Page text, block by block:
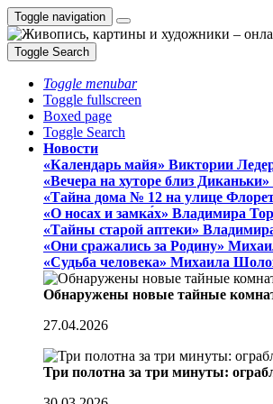
Toggle navigation
Toggle Search
Toggle menubar
Toggle fullscreen
Boxed page
Toggle Search
Новости
«Календарь майя» Виктории
«Вечера на хуторе близ
«Тайна дома № 12 на улице
«О носах и замка́х» Владимира
«Тайны старой аптеки»
«Они сражались за Родину»
«Судьба человека» Михаила
Обнаружены новые тайные
27.04.2026
Три полотна за три минуты: